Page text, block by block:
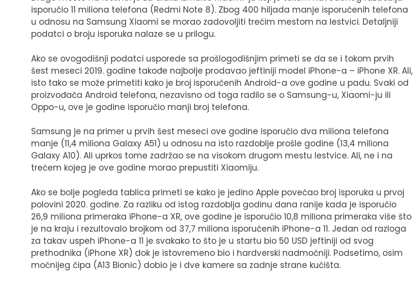
isporučio 11 miliona telefona (Redmi Note 8). Zbog 400 hiljada manje isporučenih telefona
u odnosu na Samsung Xiaomi se morao zadovoljiti trećim mestom na lestvici. Detaljniji
podatci o broju isporuka nalaze se u prilogu.
Ako se ovogodišnji podatci usporede sa prošlogodišnjim primeti se da se i tokom prvih
šest meseci 2019. godine takođe najbolje prodavao jeftiniji model iPhone-a – iPhone XR. Ali,
isto tako se može primetiti kako je broj isporučenih Android-a ove godine u padu. Svaki od
proizvođača Android telefona, nezavisno od toga radilo se o Samsung-u, Xiaomi-ju ili
Oppo-u, ove je godine isporučio manji broj telefona.
Samsung je na primer u prvih šest meseci ove godine isporučio dva miliona telefona
manje (11,4 miliona Galaxy A51) u odnosu na isto razdoblje prošle godine (13,4 miliona
Galaxy A10). Ali uprkos tome zadržao se na visokom drugom mestu lestvice. Ali, ne i na
trećem kojeg je ove godine morao prepustiti Xiaomiju.
Ako se bolje pogleda tablica primeti se kako je jedino Apple povećao broj isporuka u prvoj
polovini 2020. godine. Za razliku od istog razdoblja godinu dana ranije kada je isporučio
26,9 miliona primeraka iPhone-a XR, ove godine je isporučio 10,8 miliona primeraka više što
je na kraju i rezultovalo brojkom od 37,7 miliona isporučenih iPhone-a 11. Jedan od razloga
za takav uspeh iPhone-a 11 je svakako to što je u startu bio 50 USD jeftiniji od svog
prethodnika (iPhone XR) dok je istovremeno bio i hardverski nadmoćniji. Podsetimo, osim
moćnijeg čipa (A13 Bionic) dobio je i dve kamere sa zadnje strane kućišta.